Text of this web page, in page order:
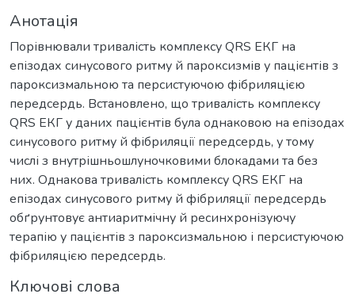
Анотація
Порівнювали тривалість комплексу QRS ЕКГ на
епізодах синусового ритму й пароксизмів у пацієнтів з
пароксизмальною та персистуючою фібриляцією
передсердь. Встановлено, що тривалість комплексу
QRS ЕКГ у даних пацієнтів була однаковою на епізодах
синусового ритму й фібриляції передсердь, у тому
числі з внутрішньошлуночковими блокадами та без
них. Однакова тривалість комплексу QRS ЕКГ на
епізодах синусового ритму й фібриляції передсердь
обґрунтовує антиаритмічну й ресинхронізуючу
терапію у пацієнтів з пароксизмальною і персистуючою
фібриляцією передсердь.
Ключові слова